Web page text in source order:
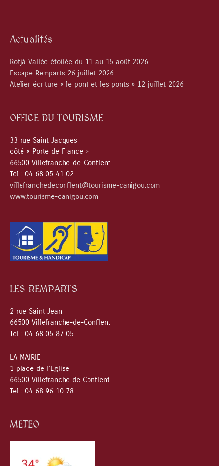
Actualités
Rotjà Vallée étoilée du 11 au 15 août 2026
Escape Remparts 26 juillet 2026
Atelier écriture « le pont et les ponts » 12 juillet 2026
OFFICE DU TOURISME
33 rue Saint Jacques
côté « Porte de France »
66500 Villefranche-de-Conflent
Tel : 04 68 05 41 02
villefranchedeconflent@tourisme-canigou.com
www.tourisme-canigou.com
LES REMPARTS
2 rue Saint Jean
66500 Villefranche-de-Conflent
Tel : 04 68 05 87 05
LA MAIRIE
1 place de l’Eglise
66500 Villefranche de Conflent
Tel : 04 68 96 10 78
METEO